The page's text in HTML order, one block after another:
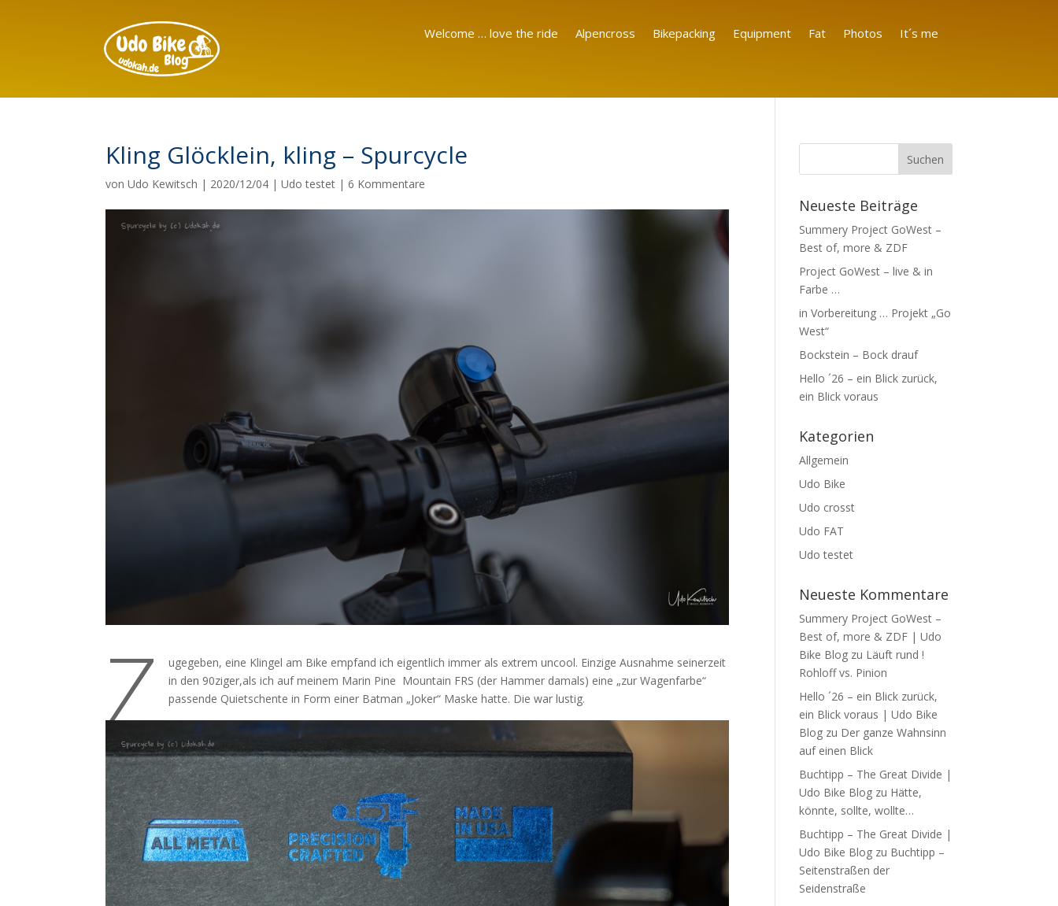
Welcome … love the ride Alpencross Bikepacking Equipment Fat Photos It´s me
Kling Glöcklein, kling – Spurcycle
vonUdo Kewitsch | 2020/12/04 |Udo testet |6 Kommentare
Z
ugegeben, eine Klingel am Bike empfand ich eigentlich immer als extrem uncool. Einzige Ausnahme seinerzeit
in den 90ziger,als ich auf meinem Marin Pine Mountain FRS (der Hammer damals) eine „zur Wagenfarbe“
passende Quietschente in Form einer Batman „Joker“ Maske hatte. Die war lustig.
Neueste Beiträge
Summery Project GoWest –
Best of, more & ZDF
Project GoWest – live & in
Farbe …
in Vorbereitung … Projekt „Go
West“
Bockstein – Bock drauf
Hello ´26 – ein Blick zurück,
ein Blick voraus
Kategorien
Allgemein
Udo Bike
Udo crosst
Udo FAT
Udo testet
Neueste Kommentare
Summery Project GoWest –
Best of, more & ZDF | Udo
Bike Blog zu Läuft rund !
Rohloff vs. Pinion
Hello ´26 – ein Blick zurück,
ein Blick voraus | Udo Bike
Blog zu Der ganze Wahnsinn
auf einen Blick
Buchtipp – The Great Divide |
Udo Bike Blog zu Hätte,
könnte, sollte, wollte…
Buchtipp – The Great Divide |
Udo Bike Blog zu Buchtipp –
Seitenstraßen der
Seidenstraße